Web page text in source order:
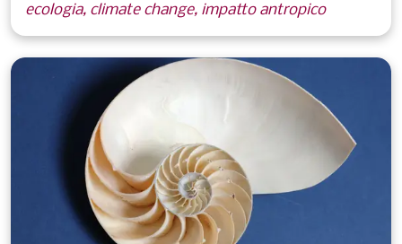
ecologia, climate change, impatto antropico